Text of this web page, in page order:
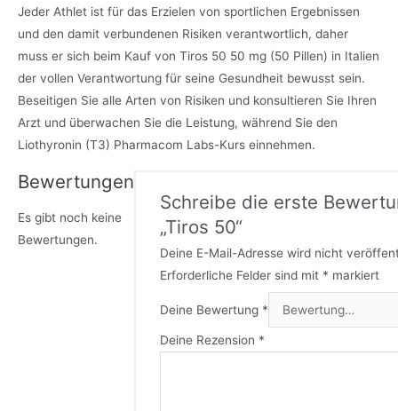
Jeder Athlet ist für das Erzielen von sportlichen Ergebnissen
und den damit verbundenen Risiken verantwortlich, daher
muss er sich beim Kauf von Tiros 50 50 mg (50 Pillen) in Italien
der vollen Verantwortung für seine Gesundheit bewusst sein.
Beseitigen Sie alle Arten von Risiken und konsultieren Sie Ihren
Arzt und überwachen Sie die Leistung, während Sie den
Liothyronin (T3) Pharmacom Labs-Kurs einnehmen.
Bewertungen
Es gibt noch keine
Bewertungen.
Schreibe die erste
„Tiros 50“
Deine E-Mail-Adresse wird nicht
Erforderliche Felder sind mit * markiert
Deine Bewertung *
Deine Rezension *